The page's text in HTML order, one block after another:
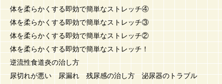
体を柔らかくする即効で簡単なストレッチ④
体を柔らかくする即効で簡単なストレッチ③
体を柔らかくする即効で簡単なストレッチ②
体を柔らかくする即効で簡単なストレッチ！
逆流性食道炎の治し方
尿切れが悪い 尿漏れ 残尿感の治し方 泌尿器のトラブル